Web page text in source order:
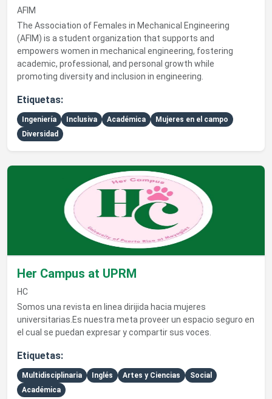
AFIM
The Association of Females in Mechanical Engineering
(AFIM) is a student organization that supports and
empowers women in mechanical engineering, fostering
academic, professional, and personal growth while
promoting diversity and inclusion in engineering.
Etiquetas:
Ingeniería Inclusiva Académica
Mujeres en el campo
Diversidad
Ver detalles de Her Campus at UPRM
Her Campus at UPRM
HC
Somos una revista en linea dirijida hacia mujeres
universitarias.Es nuestra meta proveer un espacio seguro en
el cual se puedan expresar y compartir sus voces.
Etiquetas:
Multidisciplinaria Inglés Artes y Ciencias
Social
Académica